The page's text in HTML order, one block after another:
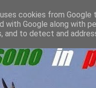
cookies from Google
with Google along with
and to detect and